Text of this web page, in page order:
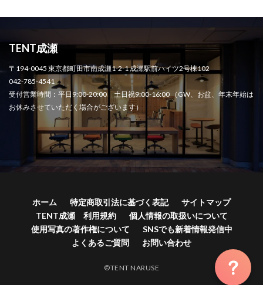
TENT成瀬
〒194-0045 東京都町田市南成瀬1-2-1 成瀬駅前ハイツ2号棟102
042-785-4541
受付営業時間：平日9:00-20:00 土日祝9:00-16:00 （GW、お盆、年末年始は
お休みさせていただく場合がございます）
ホーム 特定商取引法に基づく表記
サイトマップ
TENT成瀬 利用規約
個人情報の取扱いについて
使用写真の著作権について
SNSでも新着情報発信中
よくあるご質問
お問い合わせ
©TENT NARUSE